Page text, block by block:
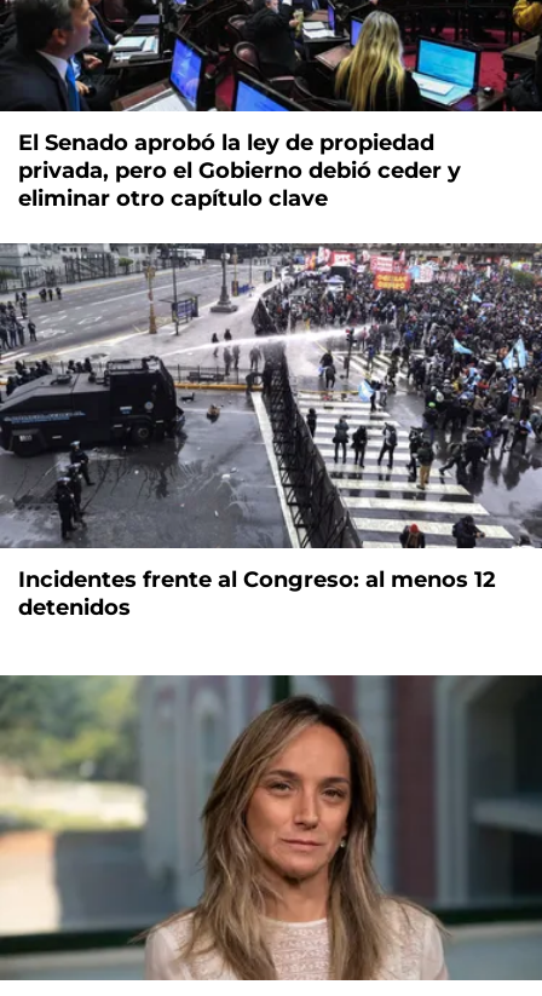
El Senado aprobó la ley de propiedad
privada, pero el Gobierno debió ceder y
eliminar otro capítulo clave
Incidentes frente al Congreso: al menos 12
detenidos